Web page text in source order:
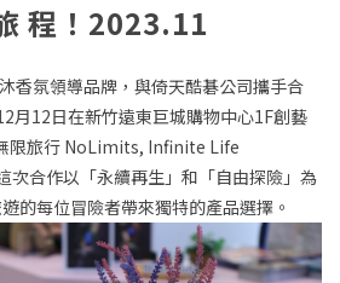
程！2023.11
香氛領導品牌，與倚天酷碁公司攜手合
月12日在新竹遠東巨城購物中心1F創藝
限旅行 NoLimits, Infinite Life
次合作以「永續再生」和「自由探險」為
的每位冒險者帶來獨特的產品選擇。